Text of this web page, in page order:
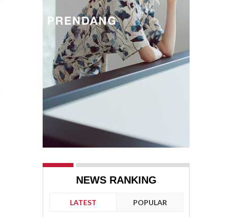
NEWS RANKING
LATEST POPULAR